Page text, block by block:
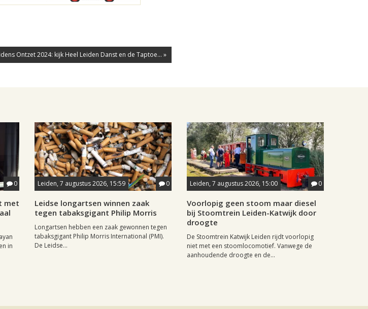
Ontzet 2024: kijk Heel Leiden Danst en de Taptoe... »
0
met
in
Leiden, 7 augustus 2026, 15:59 0
Leidse longartsen winnen zaak
tegen tabaksgigant Philip Morris
Longartsen hebben een zaak gewonnen tegen
tabaksgigant Philip Morris International (PMI).
De Leidse...
Leiden, 7 augustus 2026, 15:00 0
Voorlopig geen stoom maar diesel
bij Stoomtrein Leiden-Katwijk door
droogte
De Stoomtrein Katwijk Leiden rijdt voorlopig
niet met een stoomlocomotief. Vanwege de
aanhoudende droogte en de...